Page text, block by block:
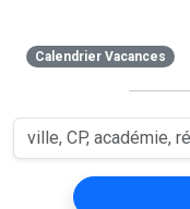
Calendrier Vacances